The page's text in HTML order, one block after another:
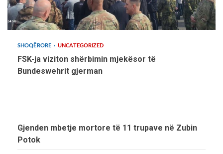
SHOQËRORE UNCATEGORIZED
FSK-ja viziton shërbimin mjekësor të
Bundeswehrit gjerman
Gjenden mbetje mortore të 11 trupave në Zubin
Potok